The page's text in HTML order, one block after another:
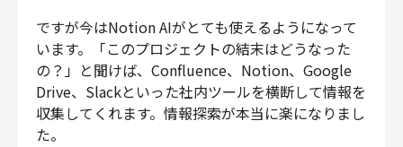
ですが今はNotion AIがとても使えるようになって
います。「このプロジェクトの結末はどうなった
の？」と聞けば、Confluence、Notion、Google
Drive、Slackといった社内ツールを横断して情報を
収集してくれます。情報探索が本当に楽になりまし
た。